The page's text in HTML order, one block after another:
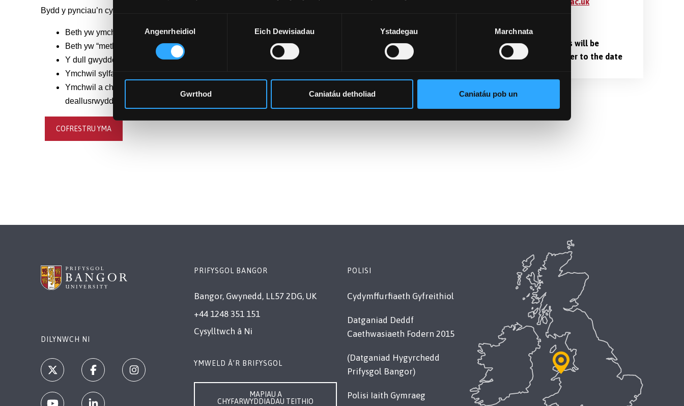
Caniatâd
Angenrheidiol Eich Dewisiadau Ystadegau Marchnata
Gwrthod Caniatáu detholiad Caniatáu pob un
Bydd y pynciau’n cynnwys:
Beth yw ymchwil?
Beth yw “methodoleg ymchwil”?
Y dull gwyddonol.
Ymchwil sylfaenol ac eilaidd.
Ymchwil a chamymddwyn academaidd (er enghraifft: mathau o gamymddwyn fel llên-ladrad a chydgynllwynio,
deallusrwydd artiffisial cynhyrchiol a chamymddwyn, TurnItIn).
COFRESTRU YMA
Lleoliad
Venue details will be
emailed nearer to the date
DILYNWCH NI
PRIFYSGOL BANGOR
Bangor, Gwynedd, LL57 2DG, UK
+44 1248 351 151
Cysylltwch â Ni
YMWELD Â’R BRIFYSGOL
MAPIAU A
CHYFARWYDDIADAU TEITHIO
POLISI
Cydymffurfiaeth Gyfreithiol
Datganiad Deddf
Caethwasiaeth Fodern 2015
(Datganiad Hygyrchedd
Prifysgol Bangor)
Polisi Iaith Gymraeg